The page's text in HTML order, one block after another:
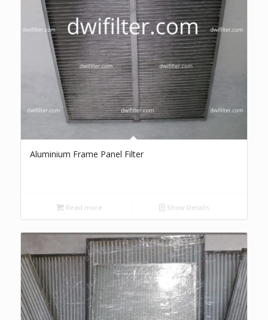
Aluminium Frame Panel Filter
Read more Show Details